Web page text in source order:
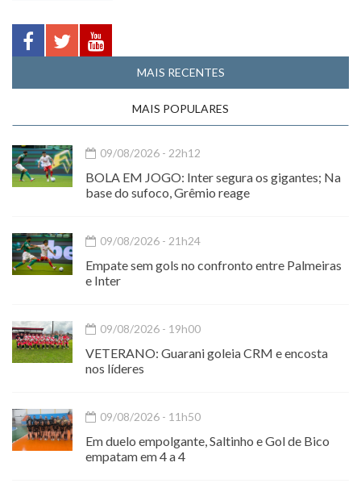
MAIS RECENTES
MAIS POPULARES
09/08/2026 - 22h12
BOLA EM JOGO: Inter segura os gigantes; Na
base do sufoco, Grêmio reage
09/08/2026 - 21h24
Empate sem gols no confronto entre Palmeiras
e Inter
09/08/2026 - 19h00
VETERANO: Guarani goleia CRM e encosta
nos líderes
09/08/2026 - 11h50
Em duelo empolgante, Saltinho e Gol de Bico
empatam em 4 a 4